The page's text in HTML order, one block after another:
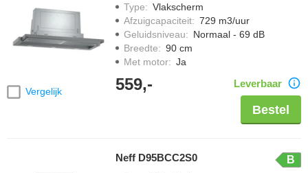
Vergelijk
Type: Vlakscherm
Afzuigcapaciteit: 729 m3/uur
Geluidsniveau: Normaal - 69 dB
Breedte: 90 cm
Met motor: Ja
559,- Leverbaar
Bestel
Neff D95BCC2S0 B